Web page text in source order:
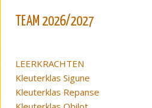
TEAM 2026/2027
LEERKRACHTEN
Kleuterklas Sigune
Kleuterklas Repanse